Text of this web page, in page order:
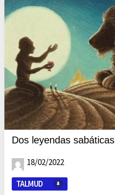
Dos leyendas sabáticas
18/02/2022
TALMUD